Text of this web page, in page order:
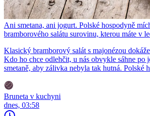
Ani smetana, ani jogurt. Polské hospodyně
bramborového salátu surovinu, kterou máte v
Klasický bramborový salát s majonézou
Kdo ho chce odlehčit, u nás obvykle sáhne po
smetaně, aby zálivka nebyla tak hutná. Polské
Bruneta v kuchyni
dnes, 03:58